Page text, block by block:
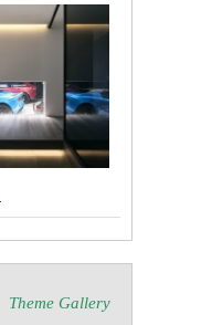
Theme Gallery